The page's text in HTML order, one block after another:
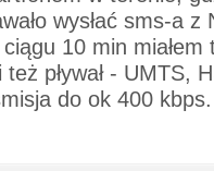
wysłać sms-a z
10 min
pływał - UMTS,
do ok 400 kbps.